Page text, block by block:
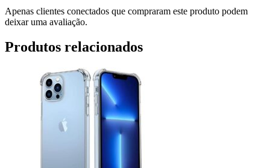
Apenas clientes conectados que compraram este produto podem
deixar uma avaliação.
Produtos relacionados